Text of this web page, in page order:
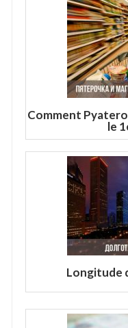
Comment
le
Longitude